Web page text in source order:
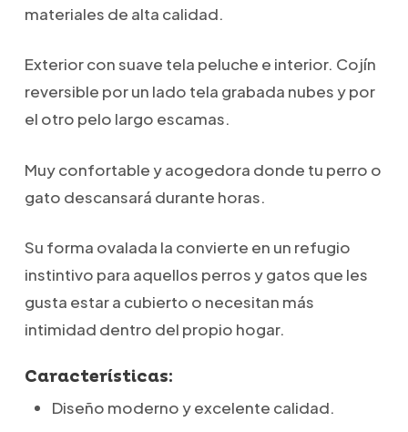
materiales de alta calidad.
Exterior con suave tela peluche e interior. Cojín
reversible por un lado tela grabada nubes y por
el otro pelo largo escamas.
Muy confortable y acogedora donde tu perro o
gato descansará durante horas.
Su forma ovalada la convierte en un refugio
instintivo para aquellos perros y gatos que les
gusta estar a cubierto o necesitan más
intimidad dentro del propio hogar.
Características:
Diseño moderno y excelente calidad.